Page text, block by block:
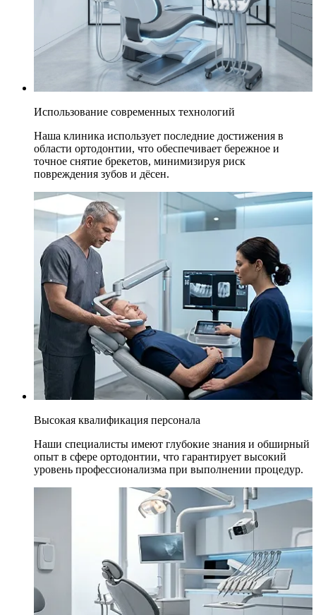
Использование современных технологий
Наша клиника использует последние достижения в
области ортодонтии, что обеспечивает бережное и
точное снятие брекетов, минимизируя риск
повреждения зубов и дёсен.
Высокая квалификация персонала
Наши специалисты имеют глубокие знания и обширный
опыт в сфере ортодонтии, что гарантирует высокий
уровень профессионализма при выполнении процедур.